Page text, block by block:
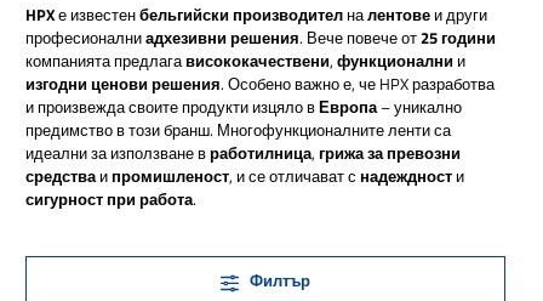
HPXе известенбельгийски производителналентовеи други
професионалниадхезивни решения. Вече повече от25 години
компанията предлагависококачествени, функционалнии
изгодни ценови решения. Особено важно е, че HPX разработва
и произвежда своите продукти изцяло вЕвропа– уникално
предимство в този бранш. Многофункционалните ленти са
идеални за използване вработилница, грижа за превозни
средстваипромишленост, и се отличават с надеждности
сигурност при работа.
Филтър